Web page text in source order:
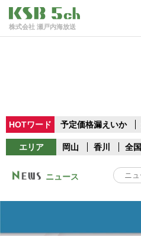
株式会社 瀬戸内海放送
HOTワード 予定価格漏えいか
エリア 岡山 香川 全国
ニュース